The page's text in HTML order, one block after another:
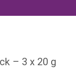
– 3 x 20 g